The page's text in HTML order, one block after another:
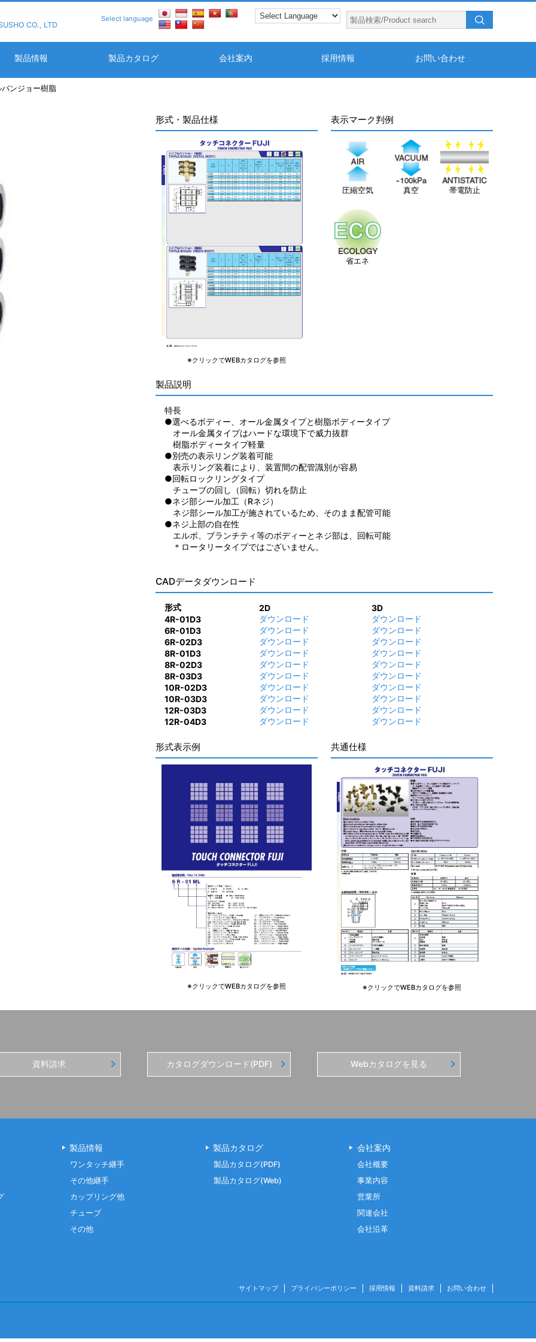
CO., LTD
Select language
製品情報 製品カタログ 会社案内 採用情報 お問い合わせ
バンジョー樹脂
形式・製品仕様
※クリックでWEBカタログを参照
表示マーク判例
圧縮空気 真空 帯電防止
省エネ
製品説明
特長
●選べるボディー、オール金属タイプと樹脂ボディータイプ
オール金属タイプはハードな環境下で威力抜群
樹脂ボディータイプ軽量
●別売の表示リング装着可能
表示リング装着により、装置間の配管識別が容易
●回転ロックリングタイプ
チューブの回し（回転）切れを防止
●ネジ部シール加工（Rネジ）
ネジ部シール加工が施されているため、そのまま配管可能
●ネジ上部の自在性
エルボ、ブランチティ等のボディーとネジ部は、回転可能
＊ロータリータイプではございません。
CADデータダウンロード
形式 2D
3D
4R-01D3
ダウンロード
ダウンロード
6R-01D3
ダウンロード
ダウンロード
6R-02D3
ダウンロード
ダウンロード
8R-01D3
ダウンロード
ダウンロード
8R-02D3
ダウンロード
ダウンロード
8R-03D3
ダウンロード
ダウンロード
10R-02D3
ダウンロード
ダウンロード
10R-03D3
ダウンロード
ダウンロード
12R-03D3
ダウンロード
ダウンロード
12R-04D3
ダウンロード ダウンロード
形式表示例
※クリックでWEBカタログを参照
共通仕様
※クリックでWEBカタログを参照
資料請求 カタログダウンロード(PDF) Webカタログを見る
製品情報
ワンタッチ継手
その他継手
カップリング他
チューブ
その他
製品カタログ
製品カタログ(PDF)
製品カタログ(Web)
会社案内
会社概要
事業内容
営業所
関連会社
会社沿革
サイトマップ プライバシーポリシー 採用情報 資料請求 お問い合わせ